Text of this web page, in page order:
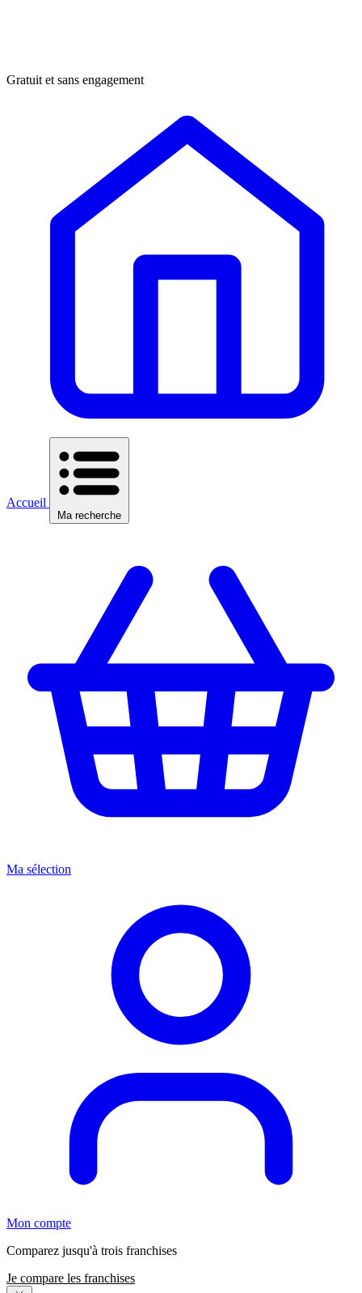
Gratuit et sans engagement
Accueil
Ma recherche
Ma sélection
Mon compte
Comparez jusqu'à trois franchises
Je compare les franchises